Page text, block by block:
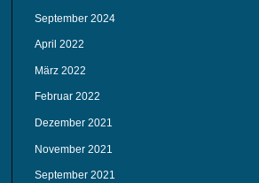
September 2024
April 2022
März 2022
Februar 2022
Dezember 2021
November 2021
September 2021